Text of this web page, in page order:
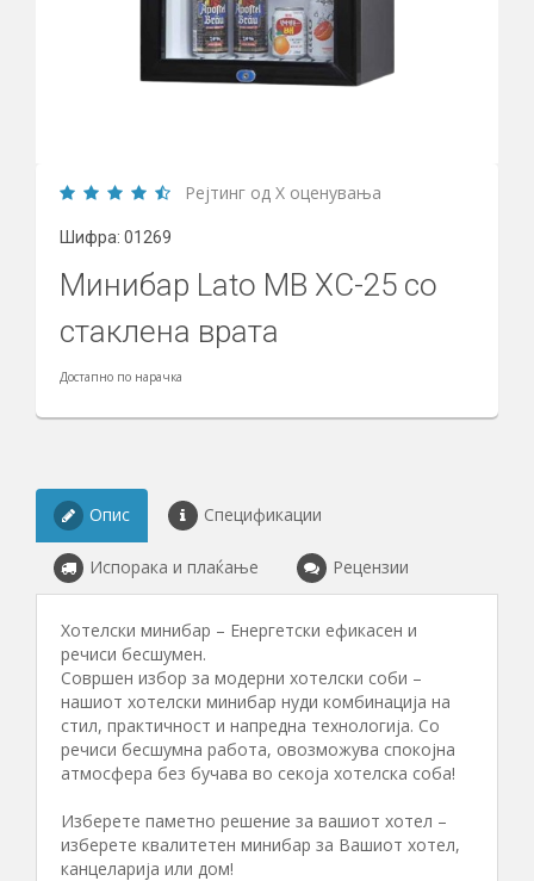
Рејтинг од X оценувања
Шифра: 01269
Минибар Lato MB XC-25 со
стаклена врата
Достапно по нарачка
Опис Спецификации
Испорака и плаќање Рецензии
Хотелски минибар – Енергетски ефикасен и
речиси бесшумен.
Совршен избор за модерни хотелски соби –
нашиот хотелски минибар нуди комбинација на
стил, практичност и напредна технологија. Со
речиси бесшумна работа, овозможува спокојна
атмосфера без бучава во секоја хотелска соба!
Изберете паметно решение за вашиот хотел –
изберете квалитетен минибар за Вашиот хотел,
канцеларија или дом!